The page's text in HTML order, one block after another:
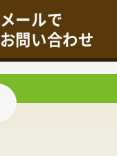
メールで
お問い合わせ